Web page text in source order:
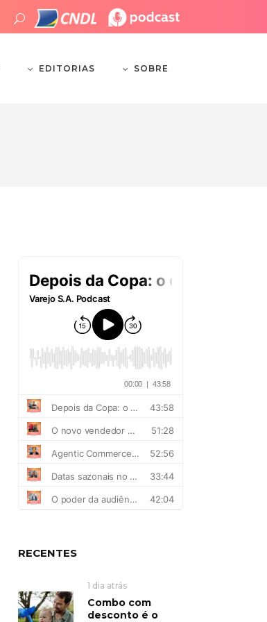
EDITORIAS SOBRE
RECENTES
1 dia atrás
Combo com
desconto é o